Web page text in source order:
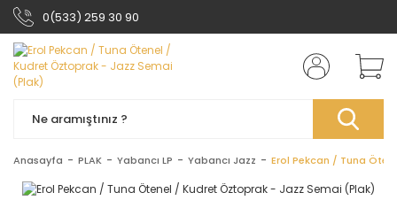
0(533) 259 30 90
Anasayfa PLAK Yabancı LP Yabancı Jazz Erol Pekcan / Tuna